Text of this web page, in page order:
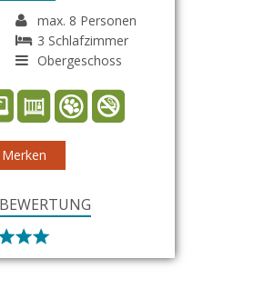
max. 8 Personen
3 Schlafzimmer
Obergeschoss
Merken